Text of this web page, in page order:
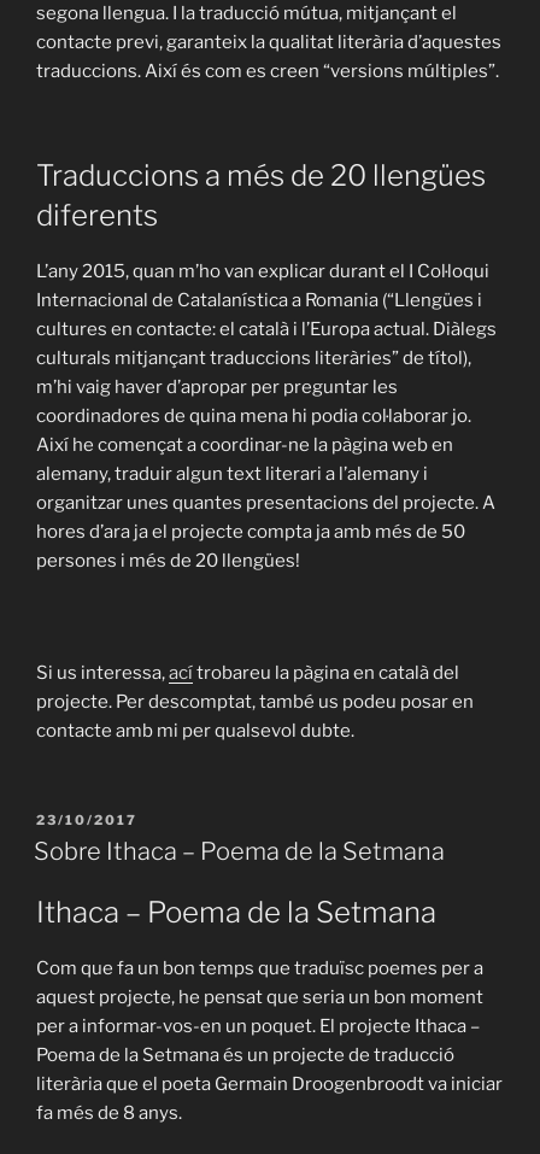
segona llengua. I la traducció mútua, mitjançant el
contacte previ, garanteix la qualitat literària d’aquestes
traduccions. Així és com es creen “versions múltiples”.
Traduccions a més de 20 llengües
diferents
L’any 2015, quan m’ho van explicar durant el I Col·loqui
Internacional de Catalanística a Romania (“Llengües i
cultures en contacte: el català i l’Europa actual. Diàlegs
culturals mitjançant traduccions literàries” de títol),
m’hi vaig haver d’apropar per preguntar les
coordinadores de quina mena hi podia col·laborar jo.
Així he començat a coordinar-ne la pàgina web en
alemany, traduir algun text literari a l’alemany i
organitzar unes quantes presentacions del projecte. A
hores d’ara ja el projecte compta ja amb més de 50
persones i més de 20 llengües!
Si us interessa,acítrobareu la pàgina en català del
projecte. Per descomptat, també us podeu posar en
contacte amb mi per qualsevol dubte.
PUBLICAT
A
23/10/2017
Sobre Ithaca – Poema de la Setmana
Ithaca – Poema de la Setmana
Com que fa un bon temps que traduïsc poemes per a
aquest projecte, he pensat que seria un bon moment
per a informar-vos-en un poquet. El projecte Ithaca –
Poema de la Setmana és un projecte de traducció
literària que el poeta Germain Droogenbroodt va iniciar
fa més de 8 anys.